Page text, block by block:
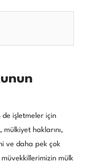
işletmeler için
haklarını,
ve daha pek çok
müvekkillerimizin mülk